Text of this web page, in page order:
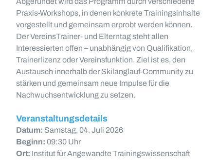
Praxis-Workshops, in denen konkrete Trainingsinhalte
vorgestellt und gemeinsam erprobt werden können.
Der VereinsTrainer- und Elterntag steht allen
Interessierten offen – unabhängig von Qualifikation,
Trainerlizenz oder Vereinsfunktion. Ziel ist es, den
Austausch innerhalb der Skilanglauf-Community zu
stärken und gemeinsam neue Impulse für die
Nachwuchsentwicklung zu setzen.
Veranstaltungsdetails
Datum: Samstag, 04. Juli 2026
Beginn: 09:30 Uhr
Ort: Institut für Angewandte Trainingswissenschaft